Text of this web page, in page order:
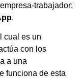
trabajador;
.
cual es un
con los
a una
funciona de esta